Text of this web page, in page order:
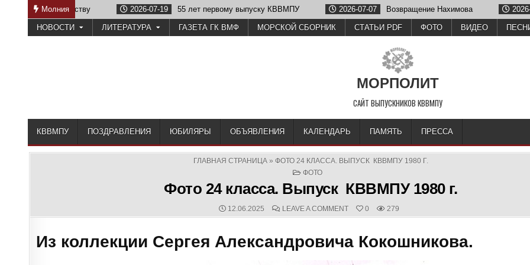
Молния2026-07-19 55 лет первому выпуску КВВМПУ 2026-07-07 Возвращение Нахимова 2026-06-26 Олег
НОВОСТИ ЛИТЕРАТУРА ГАЗЕТА ГК ВМФ МОРСКОЙ СБОРНИК СТАТЬИ PDF ФОТО ВИДЕО
МОРПОЛИТ
САЙТ ВЫПУСКНИКОВ КВВМПУ
КВВМПУ ПОЗДРАВЛЕНИЯ ЮБИЛЯРЫ ОБЪЯВЛЕНИЯ КАЛЕНДАРЬ ПАМЯТЬ ПРЕССА
ГЛАВНАЯ СТРАНИЦА» ФОТО 24 КЛАССА. ВЫПУСК КВВМПУ 1980 Г.
POSTED
ФОТО
Фото 24 класса. Выпуск КВВМПУ 1980 г.
PUBLISHED
DATE:
12.06.2025 COMMENTS:
LEAVE A COMMENTON
ФОТО
ВЫПУСК
КВВМПУ
0 279
Из коллекции Сергея Александровича Кокошникова.